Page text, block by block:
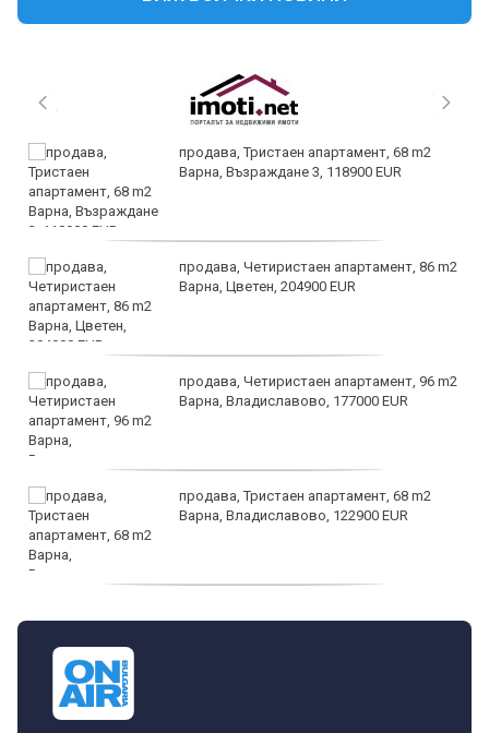
продава, Тристаен апартамент, 68 m2
Варна, Възраждане 3, 118900 EUR
продава, Четиристаен апартамент, 86 m2
Варна, Цветен, 204900 EUR
продава, Четиристаен апартамент, 96 m2
Варна, Владиславово, 177000 EUR
продава, Тристаен апартамент, 68 m2
Варна, Владиславово, 122900 EUR